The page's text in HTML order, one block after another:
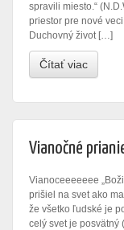
spravili miesto.“
priestor pre nové
Duchovný život […]
Čítať viac
Vianočné
Vianoceeeeeee
prišiel na svet ako
že všetko ľudské je
celý svet je posvätný